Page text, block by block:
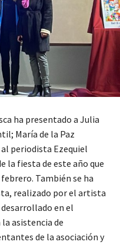
ha presentado a Julia
María de la Paz
periodista Ezequiel
la fiesta de este año que
También se ha
realizado por el artista
desarrollado en el
asistencia de
de la asociación y